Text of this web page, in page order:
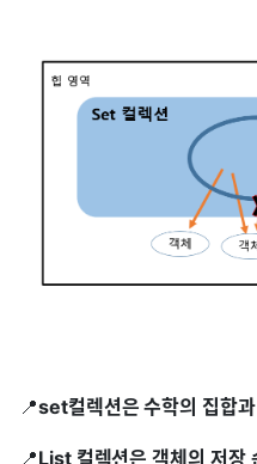
📍set컬렉션은 수학의 집합
📍List 컬렉션은 객체의 저